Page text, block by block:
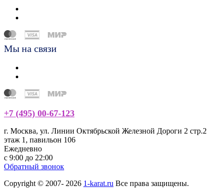
Мы на связи
+7 (495) 00-67-123
г. Москва, ул. Линии Октябрьской Железной Дороги 2 стр.2
этаж 1, павильон 106
Ежедневно
с 9:00 до 22:00
Обратный звонок
Copyright © 2007- 2026 1-karat.ru Все права защищены.